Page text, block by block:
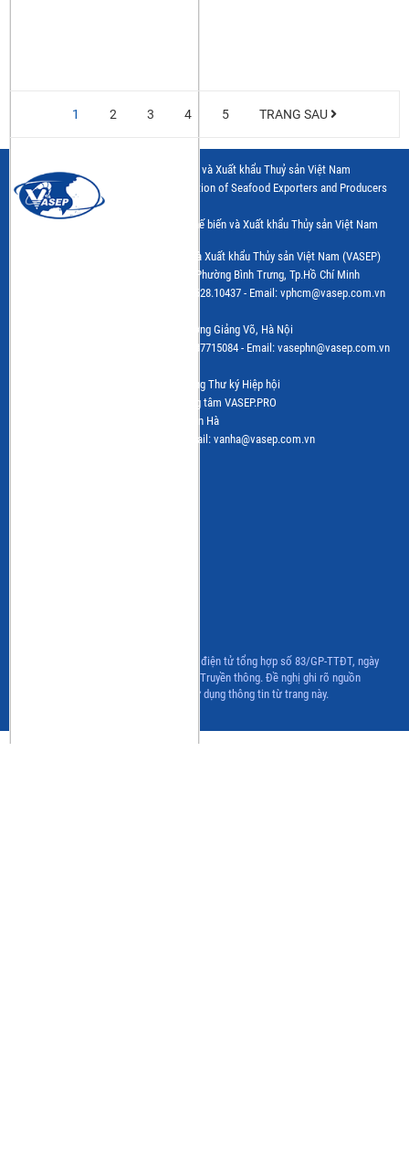
1 2 3 4 5 TRANG SAU
Hiệp hội Chế biến và Xuất khẩu Thuỷ sản Việt Nam
Vietnam Association of Seafood Exporters and Producers
Trang thông tin điện tử của Hiệp hội Chế biến và Xuất khẩu Thủy sản Việt Nam
Cơ quan Chủ quản: Hiệp hội Chế biến và Xuất khẩu Thủy sản Việt Nam (VASEP)
Trụ sở: Số 7 đường Nguyễn Quý Cảnh, Phường Bình Trưng, Tp.Hồ Chí Minh
Tel: (+84) 28.628.10430 - Fax: (+84) 28.628.10437 - Email: vphcm@vasep.com.vn
VPĐD: Số 10, Nguyễn Công Hoan, Phường Giảng Võ, Hà Nội
Tel: (+84 24) 3.7715055 - Fax: (+84 24) 37715084 - Email: vasephn@vasep.com.vn
Chịu trách nhiệm: Bà Lê Hằng - Phó Tổng Thư ký Hiệp hội
Đơn vị vận hành trang tin điện tử: Trung tâm VASEP.PRO
Trưởng Ban Biên tập: Bà Nguyễn Thị Vân Hà
Tel: (+84 24) 3.7715055 – (ext.216); email: vanha@vasep.com.vn
Giấy phép hoạt động Trang thông tin điện tử tổng hợp số 83/GP-TTĐT, ngày
06/07/2022 của Bộ Thông tin và Truyền thông. Đề nghị ghi rõ nguồn
www.vasep.com.vn khi sử dụng thông tin từ trang này.